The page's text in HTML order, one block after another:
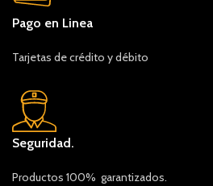
Pago en Linea
Tarjetas de crédito y débito
Seguridad.
Productos 100% garantizados.